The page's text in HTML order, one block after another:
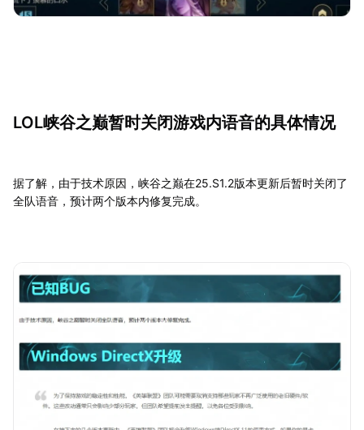
LOL峡谷之巅暂时关闭游戏内语音的具体情况
据了解，由于技术原因，峡谷之巅在25.S1.2版本更新后暂时关闭了
全队语音，预计两个版本内修复完成。